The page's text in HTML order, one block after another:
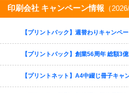
印刷会社 キャンペーン情報 （
【プリントパック】週替わりキャンペ
【プリントパック】創業56周年 総額3
【プリントネット】A4中綴じ冊子キャ